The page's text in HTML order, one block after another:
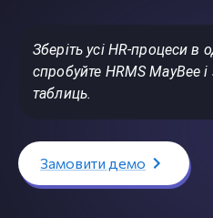
Зберіть усі HR-процеси в
спробуйте HRMS MayBee і
таблиць.
Замовити демо